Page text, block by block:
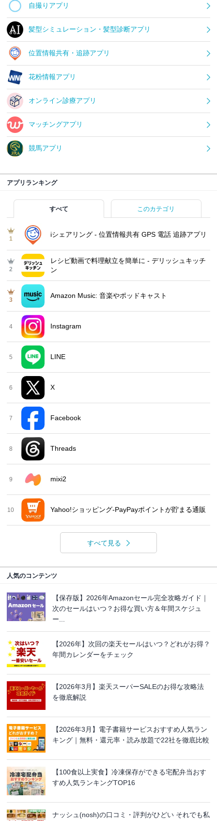
自撮りアプリ
髪型シミュレーション・髪型診断アプリ
位置情報共有・追跡アプリ
花粉情報アプリ
オンライン診療アプリ
マッチングアプリ
競馬アプリ
アプリランキング
すべて このカテゴリ
1
iシェアリング - 位置情報共有 GPS 電話 追跡アプリ
2
レシピ動画で料理献立を簡単‪に - デリッシュキッチ
ン
3
Amazon Music: 音楽やポッドキャスト
4 Instagram
5 LINE
6 X
7 Facebook
8 Threads
9 mixi2
10 Yahoo!ショッピング-PayPayポイントが貯まる通販
すべて見る
人気のコンテンツ
【保存版】2026年Amazonセール完全攻略ガイド｜
次のセールはいつ？お得な買い方＆年間スケジュ
ー...
【2026年】次回の楽天セールはいつ？どれがお得？
年間カレンダーをチェック
【2026年3月】楽天スーパーSALEのお得な攻略法
を徹底解説
【2026年3月】電子書籍サービスおすすめ人気ラン
キング｜無料・還元率・読み放題で22社を徹底比較
【100食以上実食】冷凍保存ができる宅配弁当おす
すめ人気ランキングTOP16
ナッシュ(nosh)の口コミ・評判がひどい それでも私